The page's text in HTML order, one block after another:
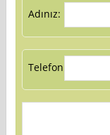
Adınız:
Telefon: